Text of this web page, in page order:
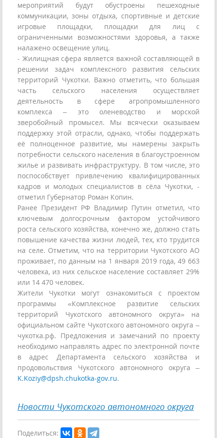
мероприятий будут обустроены пешеходные
коммуникации, зоны отдыха, спортивные и детские
игровые площадки, площадки для лиц с
ограниченными возможностями здоровья, а также
налажено освещение улиц.
- Жилищная сфера является важной составляющей в
решении задач комплексного развития сельских
территорий Чукотки. Важно отметить, что большая
часть сельского населения осуществляет
деятельность в сфере агропромышленного
комплекса – это оленеводство и морской
зверобойный промысел. Мы всячески оказываем
поддержку этой отрасли, однако, чтобы поддержать
её полноценное развитие, мы намерены закрыть
потребности сельского населения в благоустроенном
жилье и развивать инфраструктуру. В том числе, это
поспособствует привлечению квалифицированных
кадров и молодых специалистов в сёла Чукотки, -
отметил Губернатор Роман Копин.
Ранее Президент РФ Владимир Путин отметил, что
ключевым долгосрочным фактором устойчивого
роста сельского хозяйства, конечно же, должно стать
повышение качества жизни людей, тех, кто трудится
на селе. Отметим, что на территории Чукотского АО
проживает, по данным на 1 января 2019 года, 49 663
человека, из них сельское население составляет 29%
или 14 470 человек.
Жители Чукотки могут ознакомиться с проектом
программы «Комплексное развитие сельских
территорий Чукотского автономного округа» на
официальном сайте Чукотского автономного округа –
чукотка.рф. Предложения и замечаний по проекту
необходимо направлять адрес по электронной почте
в адрес Департамента сельского хозяйства и
продовольствия Чукотского автономного округа –
K.Koziy@dpsh.chukotka-gov.ru.
Новости Чукотского автономного округа
Поделиться: